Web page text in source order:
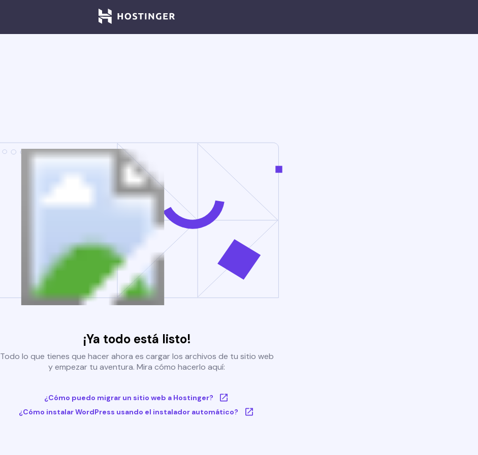
¡Ya todo está listo!
Todo lo que tienes que hacer ahora es cargar los archivos de tu sitio web
y empezar tu aventura. Mira cómo hacerlo aquí:
¿Cómo puedo migrar un sitio web a Hostinger?
¿Cómo instalar WordPress usando el instalador automático?